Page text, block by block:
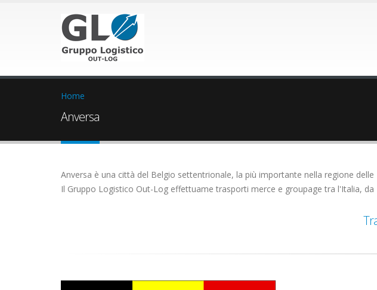
Home
Anversa
Anversa è una città del Belgio settentrionale, la più importante nella regione
Il Gruppo Logistico Out-Log effettuame trasporti merce e groupage tra l'Italia, da